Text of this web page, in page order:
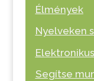
Élmények
Nyelveken
Segítse